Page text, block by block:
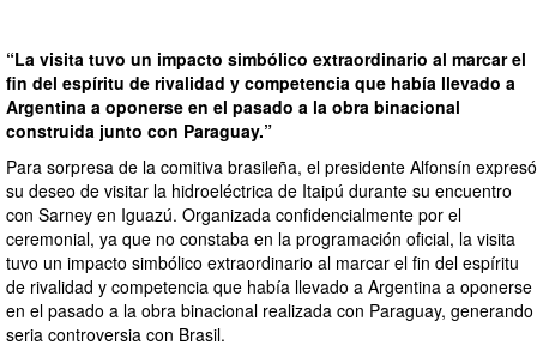
“La visita tuvo un impacto simbólico extraordinario al marcar el
fin del espíritu de rivalidad y competencia que había llevado a
Argentina a oponerse en el pasado a la obra binacional
construida junto con Paraguay.”
Para sorpresa de la comitiva brasileña, el presidente Alfonsín expresó
su deseo de visitar la hidroeléctrica de Itaipú durante su encuentro
con Sarney en Iguazú. Organizada confidencialmente por el
ceremonial, ya que no constaba en la programación oficial, la visita
tuvo un impacto simbólico extraordinario al marcar el fin del espíritu
de rivalidad y competencia que había llevado a Argentina a oponerse
en el pasado a la obra binacional realizada con Paraguay, generando
seria controversia con Brasil.